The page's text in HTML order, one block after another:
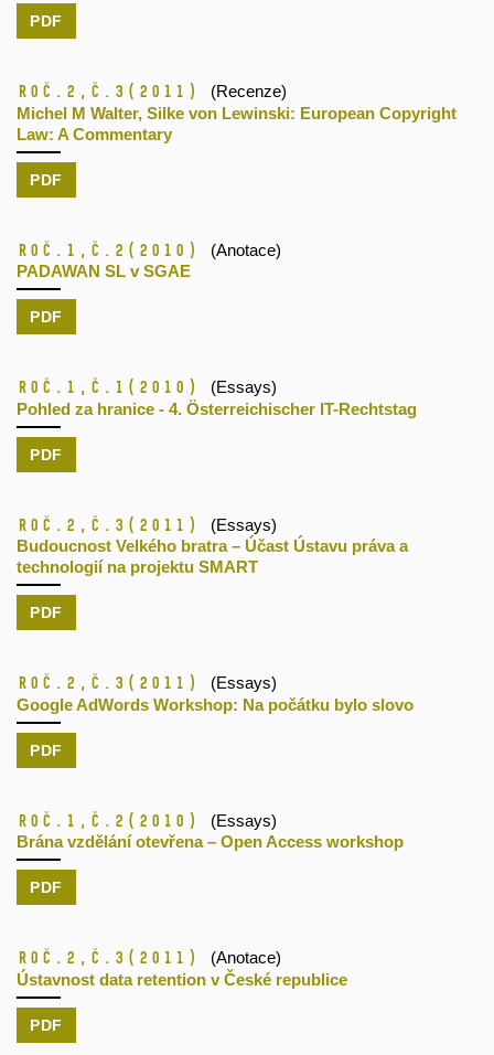
PDF
Roč.2, č.3 (2011)
(Recenze)
Michel M Walter, Silke von Lewinski: European Copyright
Law: A Commentary
PDF
Roč.1, č.2 (2010)
(Anotace)
PADAWAN SL v SGAE
PDF
Roč.1, č.1 (2010)
(Essays)
Pohled za hranice - 4. Österreichischer IT-Rechtstag
PDF
Roč.2, č.3 (2011)
(Essays)
Budoucnost Velkého bratra – Účast Ústavu práva a
technologií na projektu SMART
PDF
Roč.2, č.3 (2011)
(Essays)
Google AdWords Workshop: Na počátku bylo slovo
PDF
Roč.1, č.2 (2010)
(Essays)
Brána vzdělání otevřena – Open Access workshop
PDF
Roč.2, č.3 (2011)
(Anotace)
Ústavnost data retention v České republice
PDF